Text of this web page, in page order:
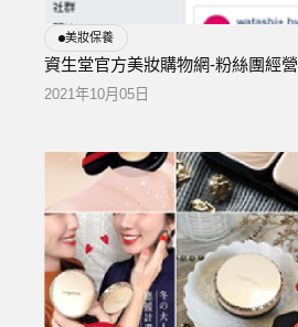
美妝保養
資生堂官方美妝購物網-粉絲團經營
2021年10月05日